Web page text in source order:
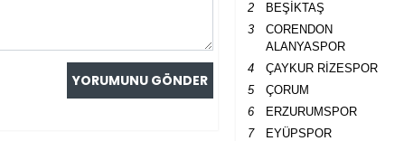
2 BEŞİKTAŞ
3
CORENDON
ALANYASPOR
4 ÇAYKUR RİZESPOR
5
ÇORUM
6
ERZURUMSPOR
7
EYÜPSPOR